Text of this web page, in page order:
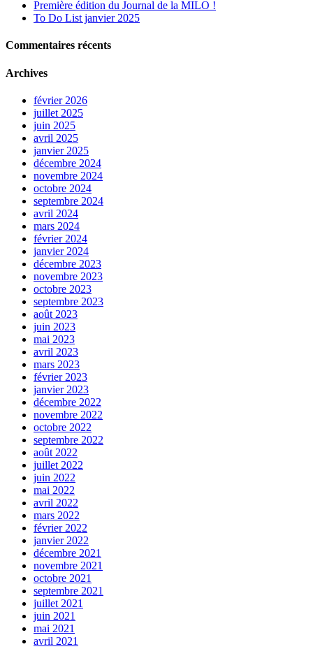
Première édition du Journal de la MILO !
To Do List janvier 2025
Commentaires récents
Archives
février 2026
juillet 2025
juin 2025
avril 2025
janvier 2025
décembre 2024
novembre 2024
octobre 2024
septembre 2024
avril 2024
mars 2024
février 2024
janvier 2024
décembre 2023
novembre 2023
octobre 2023
septembre 2023
août 2023
juin 2023
mai 2023
avril 2023
mars 2023
février 2023
janvier 2023
décembre 2022
novembre 2022
octobre 2022
septembre 2022
août 2022
juillet 2022
juin 2022
mai 2022
avril 2022
mars 2022
février 2022
janvier 2022
décembre 2021
novembre 2021
octobre 2021
septembre 2021
juillet 2021
juin 2021
mai 2021
avril 2021